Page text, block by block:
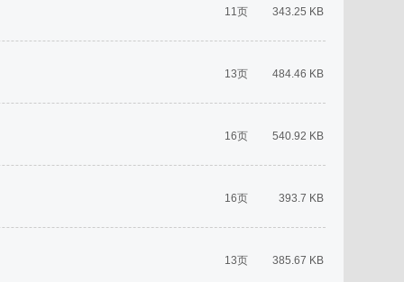
343.25 KB
11页
484.46 KB
13页
540.92 KB
16页
393.7 KB
16页
385.67 KB
13页